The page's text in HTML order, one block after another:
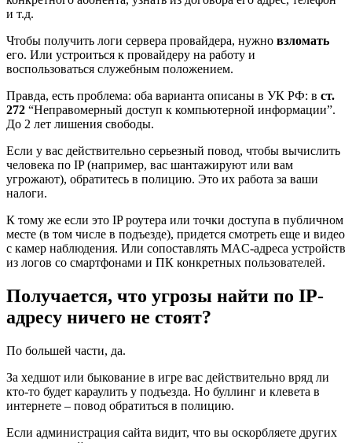
и т.д.
Чтобы получить логи сервера провайдера, нужно взломать
его. Или устроиться к провайдеру на работу и
воспользоваться служебным положением.
Правда, есть проблема: оба варианта описаны в УК РФ: в ст.
272 “Неправомерный доступ к компьютерной информации”.
До 2 лет лишения свободы.
Если у вас действительно серьезный повод, чтобы вычислить
человека по IP (например, вас шантажируют или вам
угрожают), обратитесь в полицию. Это их работа за ваши
налоги.
К тому же если это IP роутера или точки доступа в публичном
месте (в том числе в подъезде), придется смотреть еще и видео
с камер наблюдения. Или сопоставлять MAC-адреса устройств
из логов со смартфонами и ПК конкретных пользователей.
Получается, что угрозы найти по IP-
адресу ничего не стоят?
По большей части, да.
За хедшот или быкование в игре вас действительно вряд ли
кто-то будет караулить у подъезда. Но буллинг и клевета в
интернете – повод обратиться в полицию.
Если администрация сайта видит, что вы оскорбляете других